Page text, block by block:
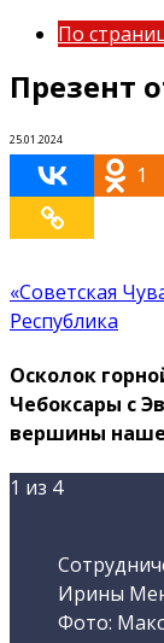
По
Презент
25.01.2024
1
«Советская
Республика
Осколок
Чебоксары с
вершины
1 из 4
Ирины
Фото: